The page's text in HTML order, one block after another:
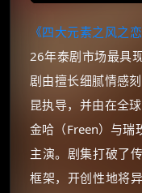
《四大元素之风之恋
26年泰剧市场最具
剧由擅长细腻情感
昆执导，并由在全
金哈（Freen）与瑞
主演。剧集打破了
框架，开创性地将